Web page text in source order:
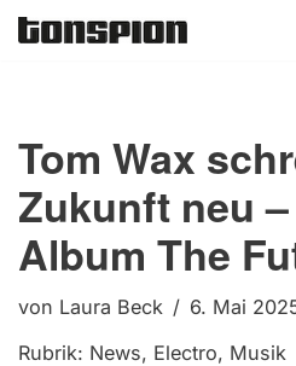
Tom Wax
Zukunft neu
Album The
von Laura Beck
6. Mai
Rubrik: News, Electro, Musik